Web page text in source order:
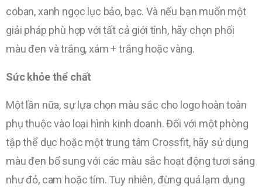
coban, xanh ngọc lục bảo, bạc. Và nếu bạn muốn một
giải pháp phù hợp với tất cả giới tính, hãy chọn phối
màu đen và trắng, xám + trắng hoặc vàng.
Sức khỏe thể chất
Một lần nữa, sự lựa chọn màu sắc cho logo hoàn toàn
phụ thuộc vào loại hình kinh doanh. Đối với một phòng
tập thể dục hoặc một trung tâm Crossfit, hãy sử dụng
màu đen bổ sung với các màu sắc hoạt động tươi sáng
như đỏ, cam hoặc tím. Tuy nhiên, đừng quá lạm dụng